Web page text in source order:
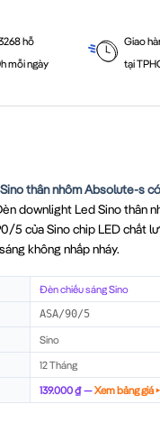
hỗ
mỗi ngày
Giao
tại
thân nhôm Absolute-s
downlight Led Sino thân
5 của Sino chip LED chất
không nhấp nháy.
Đèn chiếu sáng Sino
ASA/90/5
Sino
12 Tháng
139.000 ₫ —Xem bảng giá ▸